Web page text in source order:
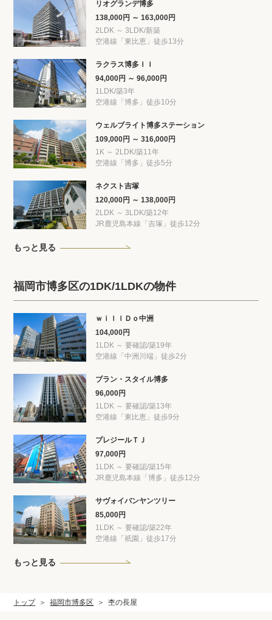
リオグランデ博多
138,000円 ～ 163,000円
2LDK ～ 3LDK/新築
空港線「東比恵」徒歩13分
ラクラス博多ＩＩ
94,000円 ～ 96,000円
1LDK/築3年
空港線「博多」徒歩10分
ウェルブライト博多ステーション
109,000円 ～ 316,000円
1K ～ 2LDK/築11年
空港線「博多」徒歩5分
ネクスト吉塚
120,000円 ～ 138,000円
2LDK ～ 3LDK/築12年
JR鹿児島本線「吉塚」徒歩12分
もっと見る
福岡市博多区の1DK/1LDKの物件
ｗｉｌｌＤｏ中洲
104,000円
1LDK ～ 要確認/築19年
空港線「中洲川端」徒歩2分
ブラン・スタイル博多
96,000円
1LDK ～ 要確認/築13年
空港線「東比恵」徒歩9分
プレジールＴＪ
97,000円
1LDK ～ 要確認/築15年
JR鹿児島本線「博多」徒歩12分
サヴォイバンヤンツリー
85,000円
1LDK ～ 要確認/築22年
空港線「祇園」徒歩17分
もっと見る
トップ 福岡市博多区 杢の長屋